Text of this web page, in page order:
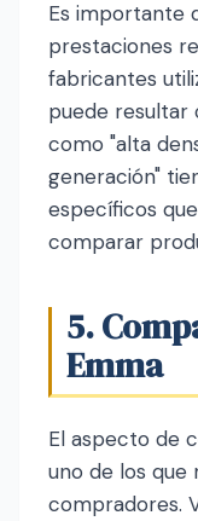
Es importante
prestaciones
fabricantes
puede resultar
como "alta
generación"
específicos
comparar
5.
Emma
El aspecto de
uno de los que
compradores.